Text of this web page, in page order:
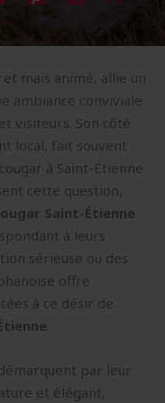
mais animé, allie un
ambiance conviviale
visiteurs. Son côté
local, fait souvent
à Saint-Étienne
cette question,
Saint-Étienne
à leurs
sérieuse ou des
offre
à ce désir de
.
par leur
et élégant,